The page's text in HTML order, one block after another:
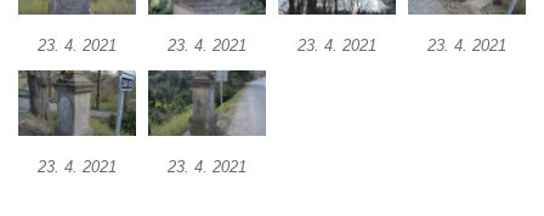
Kříž u silnice z Chouče do Mirošovic
Centrální kříž hřbitova v Chouči
Kříž na rozcestí v Záluží
23. 4. 2021 23. 4. 2021 23. 4. 2021 23. 4. 2021
23. 4. 2021 23. 4. 2021